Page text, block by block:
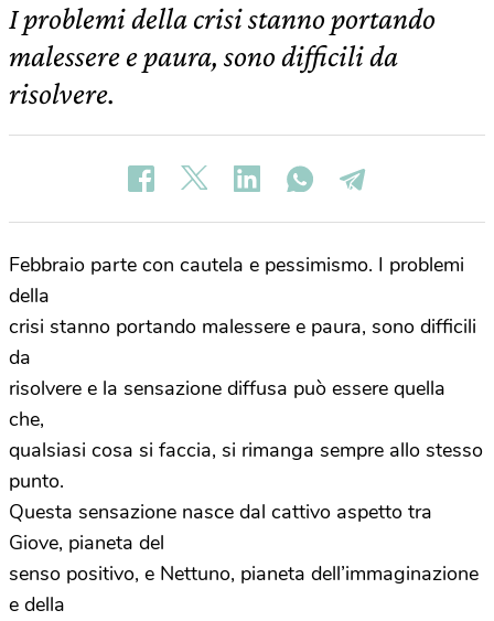
I problemi della crisi stanno portando
malessere e paura, sono difficili da
risolvere.
Febbraio parte con cautela e pessimismo. I problemi
della
crisi stanno portando malessere e paura, sono difficili
da
risolvere e la sensazione diffusa può essere quella
che,
qualsiasi cosa si faccia, si rimanga sempre allo stesso
punto.
Questa sensazione nasce dal cattivo aspetto tra
Giove, pianeta del
senso positivo, e Nettuno, pianeta dell’immaginazione
e della